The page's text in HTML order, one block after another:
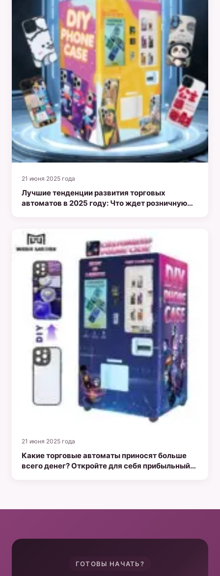
21 июня 2025 года
Лучшие тенденции развития торговых
автоматов в 2025 году: Что ждет розничную
21 июня 2025 года
Какие торговые автоматы приносят больше
всего денег? Откройте для себя прибыльный
ГОТОВЫ НАЧАТЬ?